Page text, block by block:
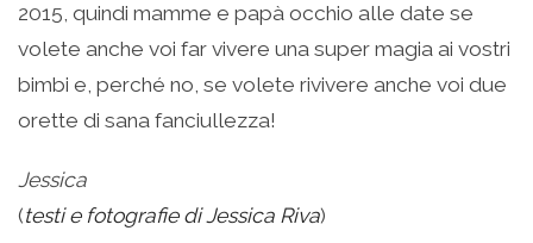
2015, quindi mamme e papà occhio alle date se
volete anche voi far vivere una super magia ai vostri
bimbi e, perché no, se volete rivivere anche voi due
orette di sana fanciullezza!
Jessica
(testi e fotografie di Jessica Riva)